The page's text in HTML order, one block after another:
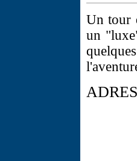
Un tour
un